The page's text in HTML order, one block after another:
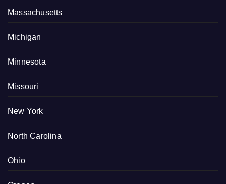
Massachusetts
Michigan
Minnesota
Missouri
New York
North Carolina
Ohio